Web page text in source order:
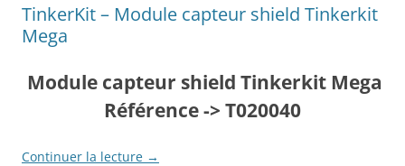
TinkerKit – Module capteur shield Tinkerkit
Mega
Module capteur shield Tinkerkit Mega
Référence -> T020040
Continuer la lecture →